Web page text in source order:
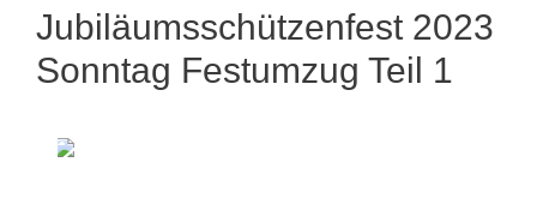
Jubiläumsschützenfest 2023
Sonntag Festumzug Teil 1